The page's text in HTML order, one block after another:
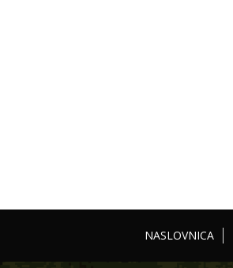
NASLOVNICA